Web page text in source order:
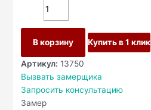
В корзину Купить в 1 клик
Артикул: 13750
Вызвать замерщика
Запросить консультацию
Замер